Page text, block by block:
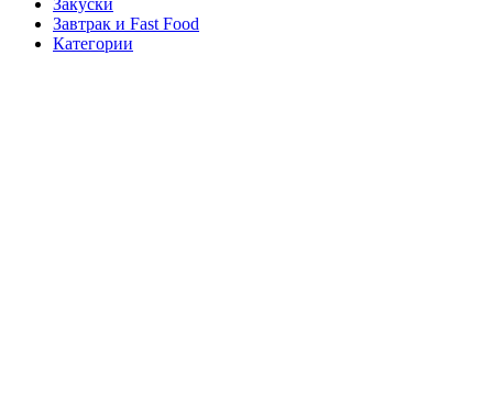
Закуски
Завтрак и Fast Food
Категории